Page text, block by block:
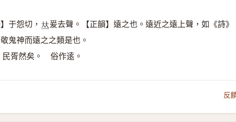
于怨切， 𠀤爰去聲。【正韻】遠之也。遠近之遠上聲，如《詩》
鬼神而遠之之類是也。
民胥然矣。 俗作逺。
反